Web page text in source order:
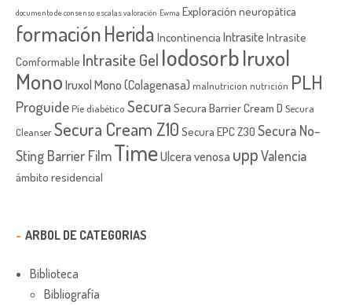
documento de consenso escalas valoración Ewma Exploración neuropática
formaciónHerida Incontinencia Intrasite Intrasite
Comformable Intrasite Gel IodosorbIruxol
MonoIruxol Mono (Colagenasa) malnutricion nutrición PLH
Proguide Píe diabético Secura Secura Barrier Cream D Secura
CleanserSecura Cream Z10 Secura EPC Z30 Secura No-
Sting Barrier FilmTimeUlcera venosa uppValencia
ámbito residencial
ARBOL DE CATEGORIAS
Biblioteca
Bibliografía